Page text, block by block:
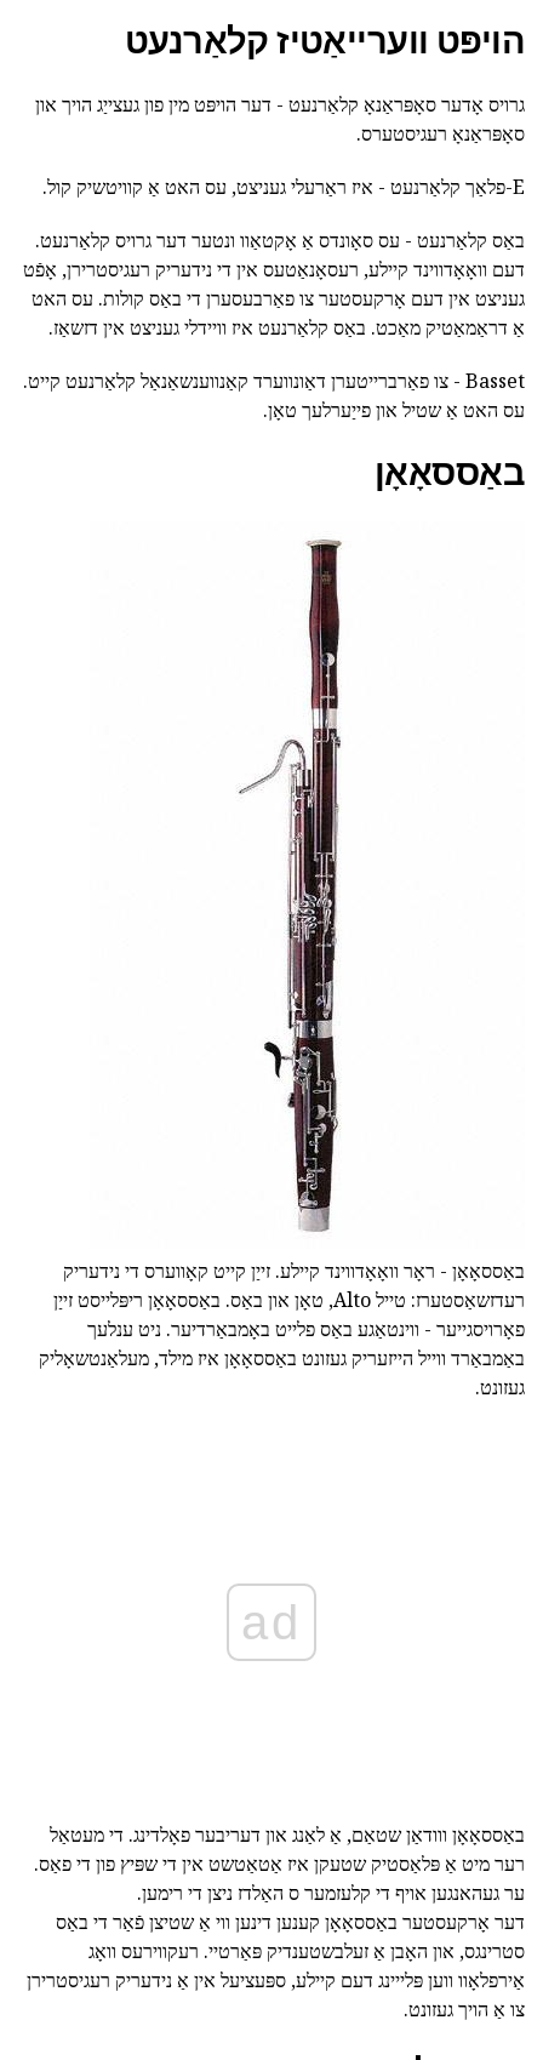
הויפּט ווערייאַטיז קלאַרנעט
גרויס אָדער סאָפּראַנאָ קלאַרנעט - דער הויפּט מין פון געצייַג הויך און
סאָפּראַנאָ רעגיסטערס.
E-פלאַך קלאַרנעט - איז ראַרעלי געניצט, עס האט אַ קוויטשיק קול.
באַס קלאַרנעט - עס סאָונדס אַ אָקטאַוו ונטער דער גרויס קלאַרנעט.
דעם וואָאָדווינד קיילע, רעסאָנאַטעס אין די נידעריק רעגיסטרירן, אָפֿט
געניצט אין דעם אָרקעסטער צו פאַרבעסערן די באַס קולות. עס האט
אַ דראַמאַטיק מאַכט. באַס קלאַרנעט איז וויידלי געניצט אין דזשאַז.
Basset - צו פאַרברייטערן דאַונווערד קאַנווענשאַנאַל קלאַרנעט קייט.
עס האט אַ שטיל און פייַערלעך טאָן.
באַססאָאָן
באַססאָאָן - ראָר וואָאָדווינד קיילע. זייַן קייט קאָווערס די נידעריק
רעדזשאַסטערז: טייל Alto, טאָן און באַס. באַססאָאָן ריפּלייסט זייַן
פאָרויסגייער - ווינטאַגע באַס פלייט באָמבאַרדיער. ניט ענלעך
באַמבאַרד ווייל הייזעריק געזונט באַססאָאָן איז מילד, מעלאַנטשאָליק
געזונט.
ad
באַססאָאָן ווודאַן שטאַם, אַ לאַנג און דעריבער פאָלדינג. די מעטאַל
רער מיט אַ פּלאַסטיק שטעקן איז אַטאַטשט אין די שפּיץ פון די פאַס.
ער געהאנגען אויף די קלעזמער ס האַלדז ניצן די רימען.
דער אָרקעסטער באַססאָאָן קענען דינען ווי אַ שטיצן פֿאַר די באַס
סטרינגס, און האָבן אַ זעלבשטענדיק פּאַרטיי. רעקווירעס וואָג
אַירפלאָוו ווען פּלייינג דעם קיילע, ספּעציעל אין אַ נידעריק רעגיסטרירן
צו אַ הויך געזונט.